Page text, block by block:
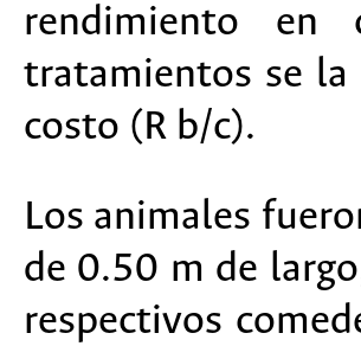
rendimiento en
tratamientos se
costo (R b/c).
Los animales
de 0.50 m de
respectivos